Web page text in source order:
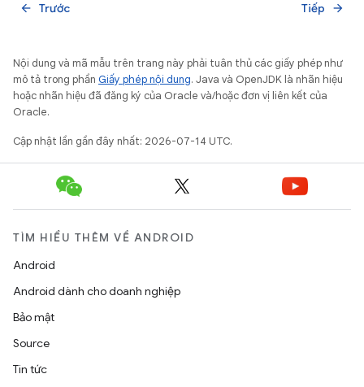
Trước
arrow_back Tiếp arrow_forward
Nội dung và mã mẫu trên trang này phải tuân thủ các giấy phép như
mô tả trong phần Giấy phép nội dung. Java và OpenJDK là nhãn hiệu
hoặc nhãn hiệu đã đăng ký của Oracle và/hoặc đơn vị liên kết của
Oracle.
Cập nhật lần gần đây nhất: 2026-07-14 UTC.
TÌM HIỂU THÊM VỀ ANDROID
Android
Android dành cho doanh nghiệp
Bảo mật
Source
Tin tức